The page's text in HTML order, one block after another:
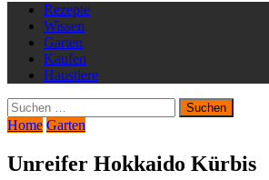
Rezepte
Wissen
Garten
Kaufen
Haustiere
Suchen
nach:
Home Garten
Unreifer Hokkaido Kürbis